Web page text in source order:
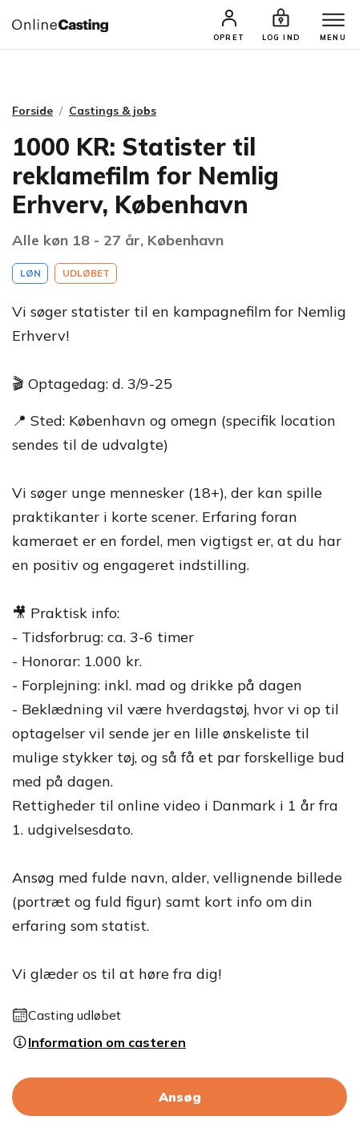
OPRET LOG IND MENU
CASTINGS & JOBS SØG PROFIL
Forside Castings & jobs
1000 KR: Statister til
reklamefilm for Nemlig
Erhverv, København
Alle køn 18 - 27 år, København
LØN UDLØBET
Vi søger statister til en kampagnefilm for Nemlig
Erhverv!
🎬 Optagedag: d. 3/9-25
📍 Sted: København og omegn (specifik location
sendes til de udvalgte)
Vi søger unge mennesker (18+), der kan spille
praktikanter i korte scener. Erfaring foran
kameraet er en fordel, men vigtigst er, at du har
en positiv og engageret indstilling.
🎥 Praktisk info:
- Tidsforbrug: ca. 3-6 timer
- Honorar: 1.000 kr.
- Forplejning: inkl. mad og drikke på dagen
- Beklædning vil være hverdagstøj, hvor vi op til
optagelser vil sende jer en lille ønskeliste til
mulige stykker tøj, og så få et par forskellige bud
med på dagen.
Rettigheder til online video i Danmark i 1 år fra
1. udgivelsesdato.
Ansøg med fulde navn, alder, vellignende billede
(portræt og fuld figur) samt kort info om din
erfaring som statist.
Vi glæder os til at høre fra dig!
Casting udløbet
Information om casteren
Ansøg